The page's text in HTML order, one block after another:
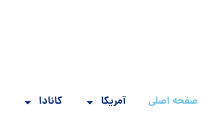
صفحه اصلی آمریکا کانادا